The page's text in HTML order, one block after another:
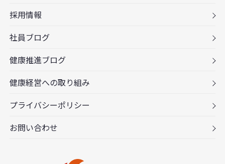
採用情報
社員ブログ
健康推進ブログ
健康経営への取り組み
プライバシーポリシー
お問い合わせ